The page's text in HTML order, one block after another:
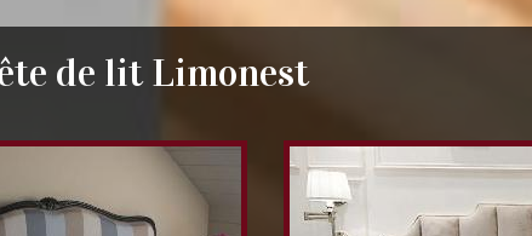
de lit Limonest